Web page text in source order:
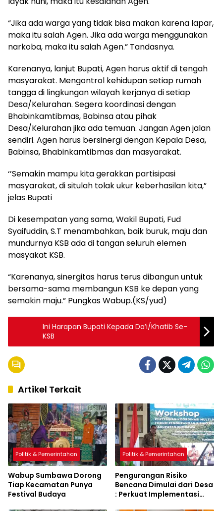
“Jika ada warga yang tidak bisa makan karena lapar,
maka itu salah Agen. Jika ada warga menggunakan
narkoba, maka itu salah Agen.” Tandasnya.
Karenanya, lanjut Bupati, Agen harus aktif di tengah
masyarakat. Mengontrol kehidupan setiap rumah
tangga di lingkungan wilayah kerjanya di setiap
Desa/Kelurahan. Segera koordinasi dengan
Bhabinkamtibmas, Babinsa atau pihak
Desa/Kelurahan jika ada temuan. Jangan Agen jalan
sendiri. Agen harus bersinergi dengan Kepala Desa,
Babinsa, Bhabinkamtibmas dan masyarakat.
‘’Semakin mampu kita gerakkan partisipasi
masyarakat, di situlah tolak ukur keberhasilan kita,”
jelas Bupati
Di kesempatan yang sama, Wakil Bupati, Fud
Syaifuddin, S.T menambahkan, baik buruk, maju dan
mundurnya KSB ada di tangan seluruh elemen
masyakat KSB.
“Karenanya, sinergitas harus terus dibangun untuk
bersama-sama membangun KSB ke depan yang
semakin maju.” Pungkas Wabup.(KS/yud)
Ini Harapan Bupati Kepada Da’i/Khatib Se-
KSB
Artikel Terkait
Politik & Pemerintahan
Wabup Sumbawa Dorong
Tiap Kecamatan Punya
Festival Budaya
Politik & Pemerintahan
Pengurangan Risiko
Bencana Dimulai dari Desa
: Perkuat Implementasi